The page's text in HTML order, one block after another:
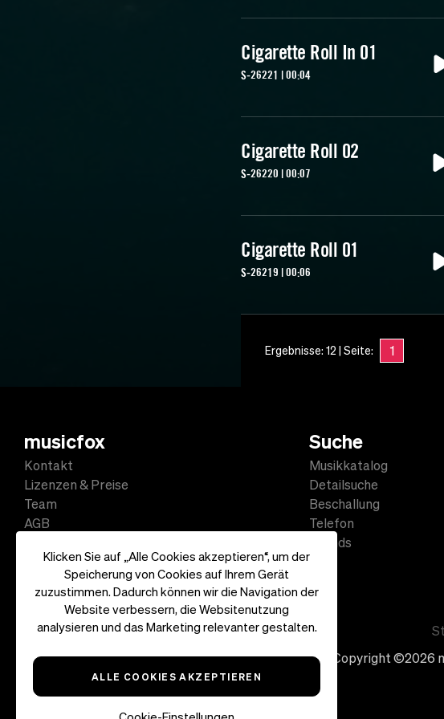
Klicken Sie auf „Alle Cookies akzeptieren“, um der
Speicherung von Cookies auf Ihrem Gerät
zuzustimmen. Dadurch können wir die Navigation der
Website verbessern, die Websitenutzung
analysieren und das Marketing relevanter gestalten.
ALLE COOKIES AKZEPTIEREN
Cigarette Roll In 01
S-26221 | 00:04
Cigarette Roll 02
S-26220 | 00:07
Cigarette Roll 01
S-26219 | 00:06
Ergebnisse: 12 | Seite: 1
musicfox
Kontakt
Lizenzen & Preise
Team
AGB
Impressum
Suche
Musikkatalog
Detailsuche
Beschallung
Telefon
Sounds
Copyright ©2026